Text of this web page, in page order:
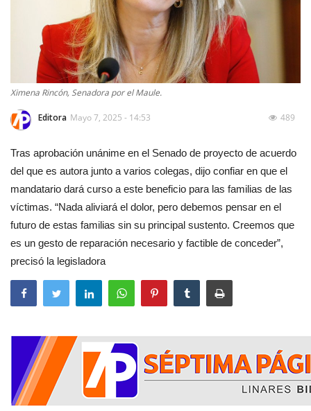
Ximena Rincón, Senadora por el Maule.
Editora Mayo 7, 2025 - 14:53 489
Tras aprobación unánime en el Senado de proyecto de acuerdo
del que es autora junto a varios colegas, dijo confiar en que el
mandatario dará curso a este beneficio para las familias de las
víctimas. “Nada aliviará el dolor, pero debemos pensar en el
futuro de estas familias sin su principal sustento. Creemos que
es un gesto de reparación necesario y factible de conceder”,
precisó la legisladora